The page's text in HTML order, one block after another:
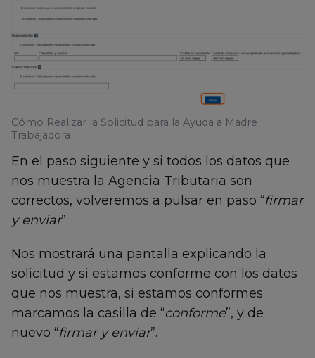
Cómo Realizar la Solicitud para la Ayuda a Madre
Trabajadora
En el paso siguiente y si todos los datos que
nos muestra la Agencia Tributaria son
correctos, volveremos a pulsar en paso “firmar
y enviar”.
Nos mostrará una pantalla explicando la
solicitud y si estamos conforme con los datos
que nos muestra, si estamos conformes
marcamos la casilla de “conforme”, y de
nuevo “firmar y enviar”.